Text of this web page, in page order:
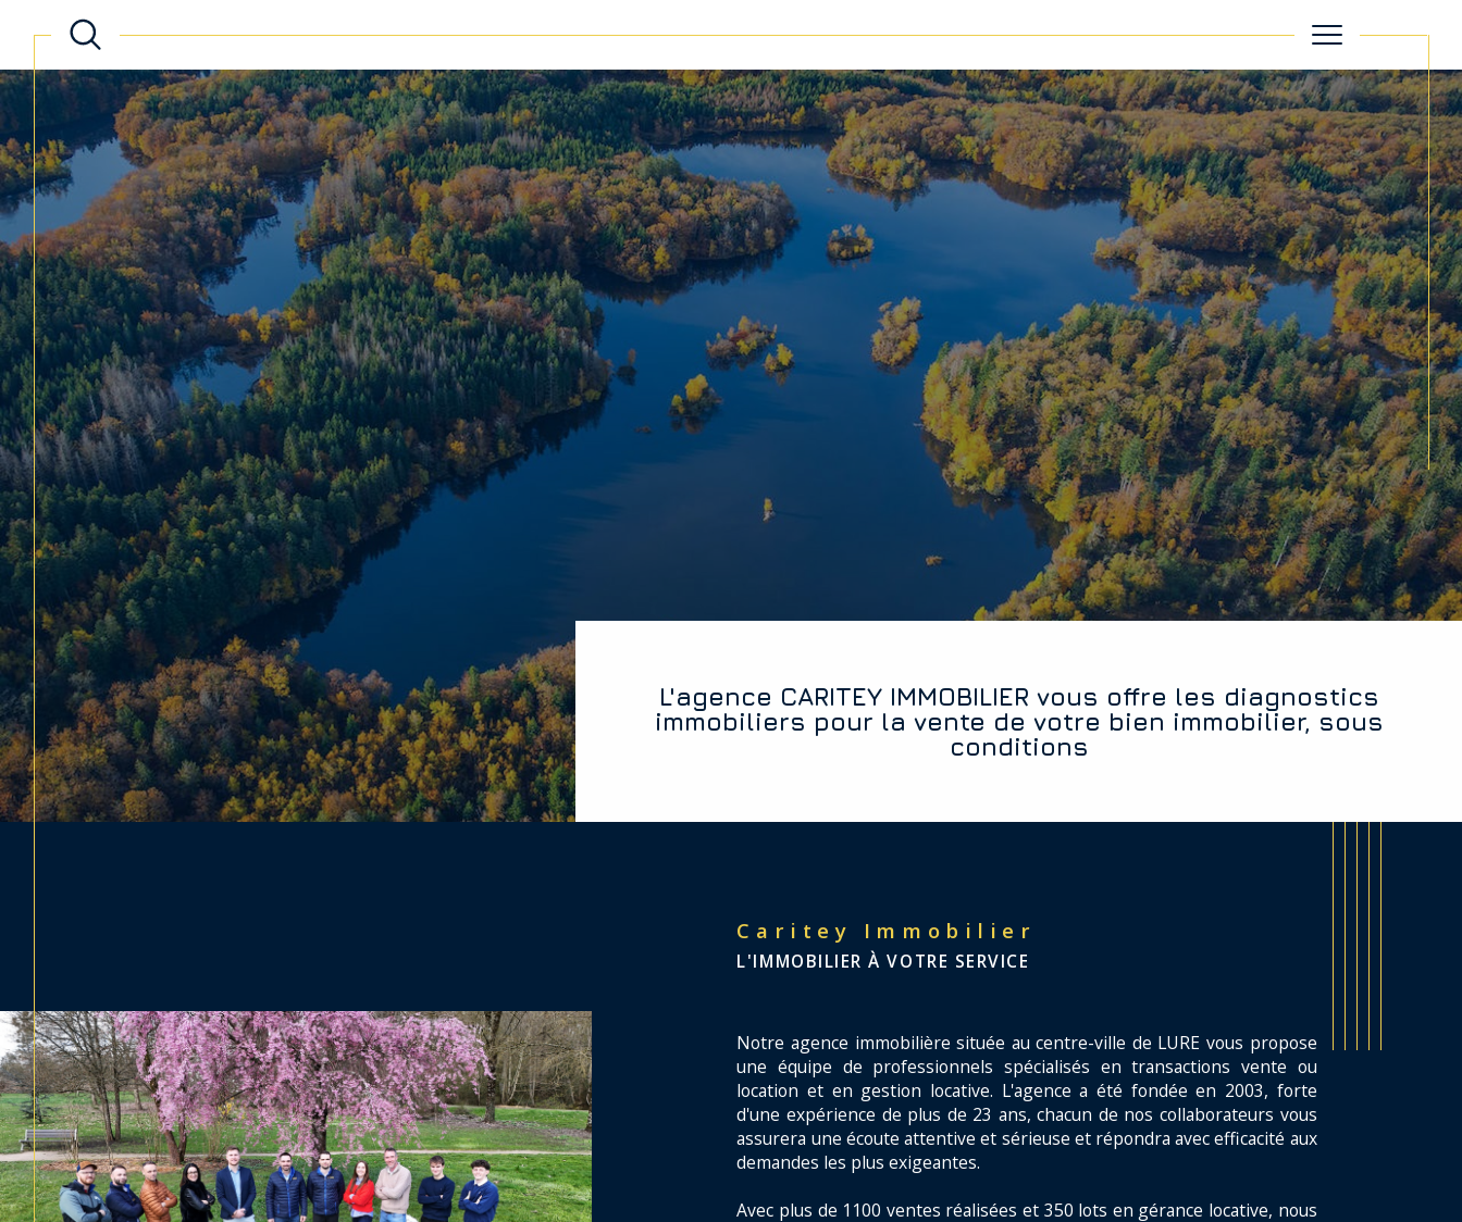
Acheter
de l'ancien
de l'ancien
Louer
à l'année
de l'immo pro
Estimer
TYPE DE BIEN BUDGET filtrer
voir les145annonces
Réinitialiser les filtres
L'agence CARITEY IMMOBILIER vous offre les diagnostics
immobiliers pour la vente de votre bien immobilier, sous
conditions
Caritey Immobilier
L'IMMOBILIER À VOTRE SERVICE
Notre agence immobilière située au centre-ville de LURE vous propose
une équipe de professionnels spécialisés en transactions vente ou
location et en gestion locative. L'agence a été fondée en 2003, forte
d'une expérience de plus de 23 ans, chacun de nos collaborateurs vous
assurera une écoute attentive et sérieuse et répondra avec efficacité aux
demandes les plus exigeantes.
Avec plus de 1100 ventes réalisées et 350 lots en gérance locative, nous